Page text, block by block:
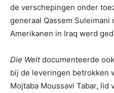
de verschepingen onder
generaal Qassem Suleimani
Amerikanen in Iraq werd
Die Weltdocumenteerde
bij de leveringen betrokken
Mojtaba Moussavi Tabar, lid